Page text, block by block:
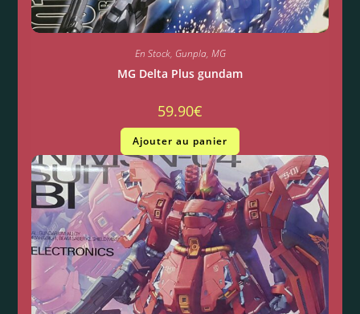
En Stock, Gunpla, MG
MG Delta Plus gundam
59.90€
Ajouter au panier